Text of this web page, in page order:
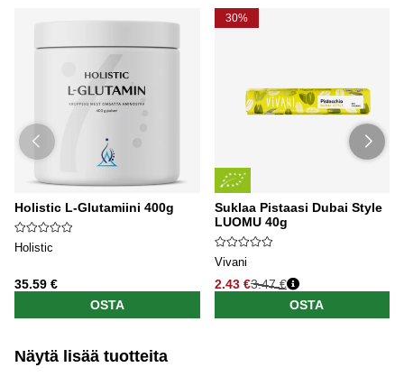
Holistic L-Glutamiini 400g
Holistic
35.59 €
OSTA
30%
Suklaa Pistaasi Dubai Style
LUOMU 40g
Vivani
2.43 €3.47 €
OSTA
Näytä lisää tuotteita